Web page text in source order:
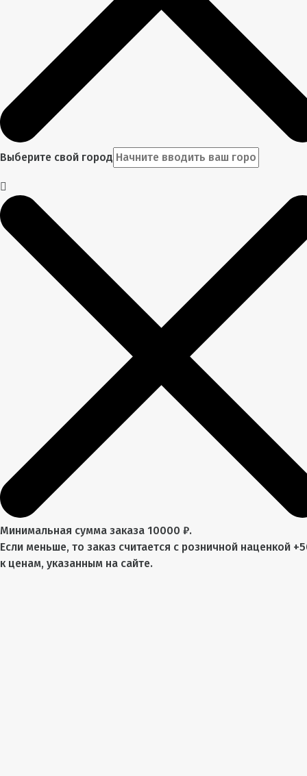
Выберите свой город
Минимальная сумма заказа 10000 ₽.
Если меньше, то заказ считается с розничной наценкой
к ценам, указанным на сайте.